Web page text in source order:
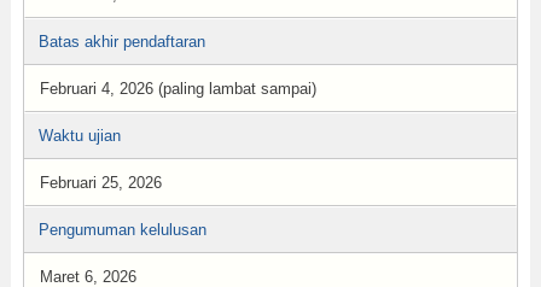
Batas akhir pendaftaran
Februari 4, 2026 (paling lambat sampai)
Waktu ujian
Februari 25, 2026
Pengumuman kelulusan
Maret 6, 2026